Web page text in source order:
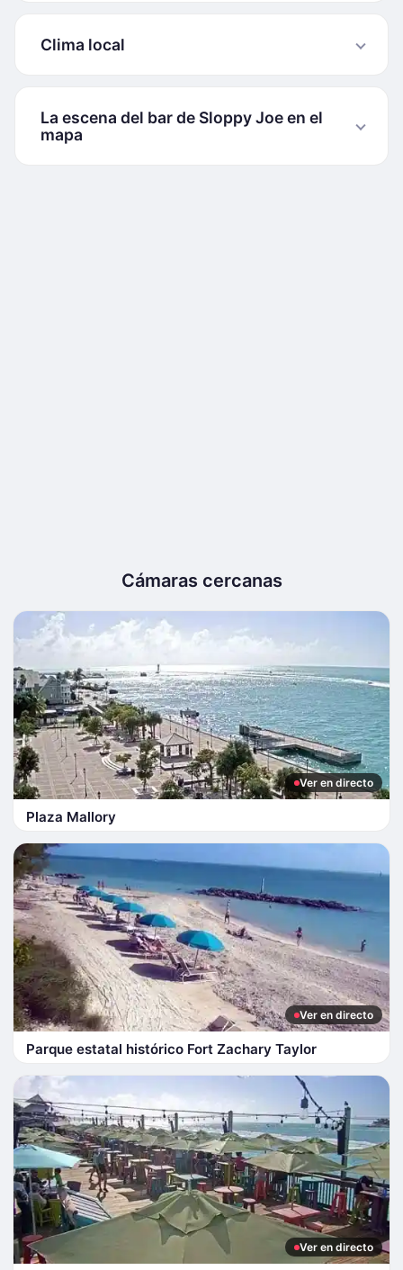
Clima local
La escena del bar de Sloppy Joe en el
mapa
Cámaras cercanas
Ver en directo
Plaza Mallory
Ver en directo
Parque estatal histórico Fort Zachary Taylor
Ver en directo